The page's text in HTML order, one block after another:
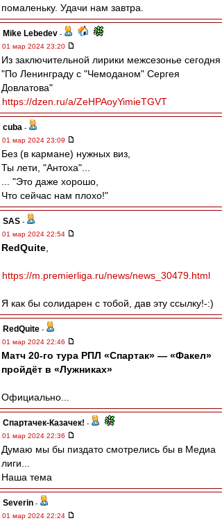
помаленьку. Удачи нам завтра.
Mike Lebedev -
01 мар 2024 23:20
Из заключительной лирики межсезонье сегодня
"По Ленинграду с "Чемоданом" Сергея
Довлатова"
https://dzen.ru/a/ZeHPAoyYimieTGVT
cuba -
01 мар 2024 23:09
Без (в кармане) нужных виз,
Ты лети, "Антоха"...
... "Это даже хорошо,
Что сейчас нам плохо!"
SAS -
01 мар 2024 22:54
RedQuite
https://m.premierliga.ru/news/news_30479.html
Я как бы солидарен с тобой, дав эту ссылку!-:)
RedQuite -
01 мар 2024 22:46
Матч 20-го тура РПЛ «Спартак» — «Факел»
пройдёт в «Лужниках»
Официально...
Спартачек-Казачек! -
01 мар 2024 22:36
Думаю мы бы пиздато смотрелись бы в Медиа
лиги...
Наша тема
Severin -
01 мар 2024 22:24